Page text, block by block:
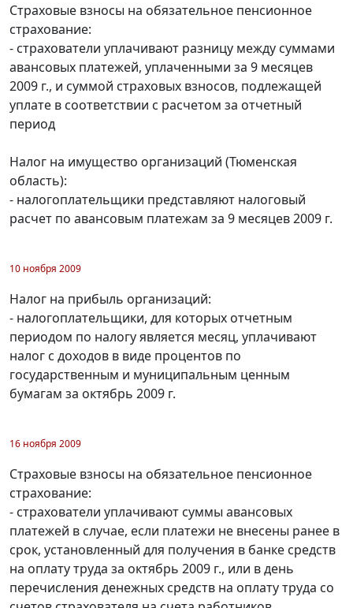
Страховые взносы на обязательное пенсионное
страхование:
- страхователи уплачивают разницу между суммами
авансовых платежей, уплаченными за 9 месяцев
2009 г., и суммой страховых взносов, подлежащей
уплате в соответствии с расчетом за отчетный
период
Налог на имущество организаций (Тюменская
область):
- налогоплательщики представляют налоговый
расчет по авансовым платежам за 9 месяцев 2009 г.
10 ноября 2009
Налог на прибыль организаций:
- налогоплательщики, для которых отчетным
периодом по налогу является месяц, уплачивают
налог с доходов в виде процентов по
государственным и муниципальным ценным
бумагам за октябрь 2009 г.
16 ноября 2009
Страховые взносы на обязательное пенсионное
страхование:
- страхователи уплачивают суммы авансовых
платежей в случае, если платежи не внесены ранее в
срок, установленный для получения в банке средств
на оплату труда за октябрь 2009 г., или в день
перечисления денежных средств на оплату труда со